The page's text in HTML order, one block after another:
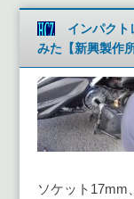
インパク
みた【新興製作
ソケット17mm